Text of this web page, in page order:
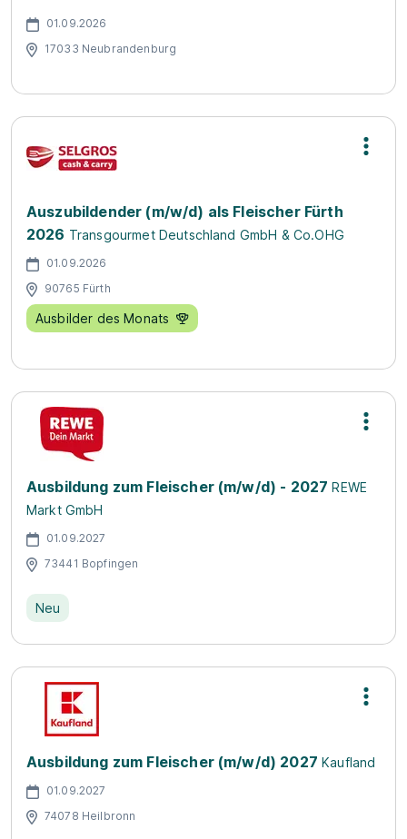
01.09.2026
17033 Neubrandenburg
Auszubildender (m/w/d) als Fleischer Fürth
2026 Transgourmet Deutschland GmbH & Co.OHG
01.09.2026
90765 Fürth
Ausbilder des Monats
Ausbildung zum Fleischer (m/w/d) - 2027 REWE
Markt GmbH
01.09.2027
73441 Bopfingen
Neu
Ausbildung zum Fleischer (m/w/d) 2027 Kaufland
01.09.2027
74078 Heilbronn